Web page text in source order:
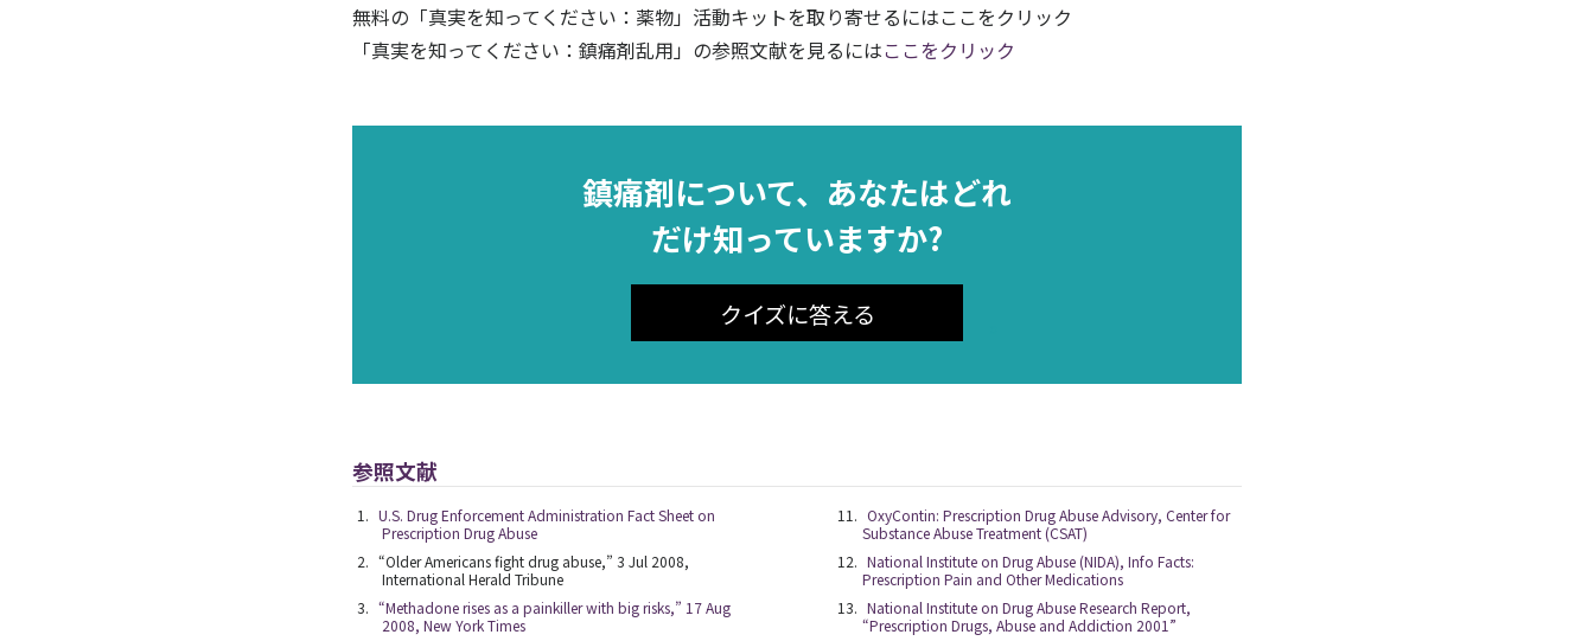
無料の「真実を知ってください：薬物」活動キットを取り寄せるにはここをクリック
「真実を知ってください：鎮痛剤乱用」の参照文献を見るにはここをクリック
鎮痛剤について、あなたはどれ
だけ知っていますか?
クイズに答える
参照文献
U.S. Drug Enforcement Administration Fact Sheet on
Prescription Drug Abuse
“Older Americans fight drug abuse,” 3 Jul 2008,
International Herald Tribune
“Methadone rises as a painkiller with big risks,” 17 Aug
2008, New York Times
OxyContin: Prescription Drug Abuse Advisory, Center for
Substance Abuse Treatment (CSAT)
National Institute on Drug Abuse (NIDA), Info Facts:
Prescription Pain and Other Medications
National Institute on Drug Abuse Research Report,
“Prescription Drugs, Abuse and Addiction 2001”
「真実を知ってください：薬物」ニュースを購読してください。